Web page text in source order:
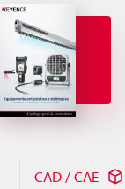
CAD / CAE